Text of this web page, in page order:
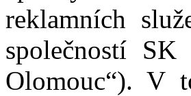
reklamních
společností SK
Olomouc“). V